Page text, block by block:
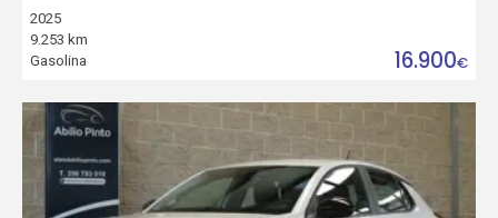
2025
9.253 km
Gasolina
16.900€